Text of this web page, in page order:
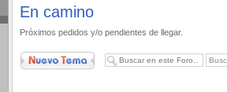
En camino
Próximos pedidos y/o pendientes de llegar.
Nuevo Tema